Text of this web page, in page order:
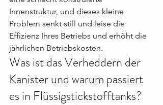
Innenstruktur, und dieses kleine
Problem senkt still und leise die
Effizienz Ihres Betriebs und erhöht die
jährlichen Betriebskosten.
Was ist das Verheddern der
Kanister und warum passiert
es in Flüssigstickstofftanks?